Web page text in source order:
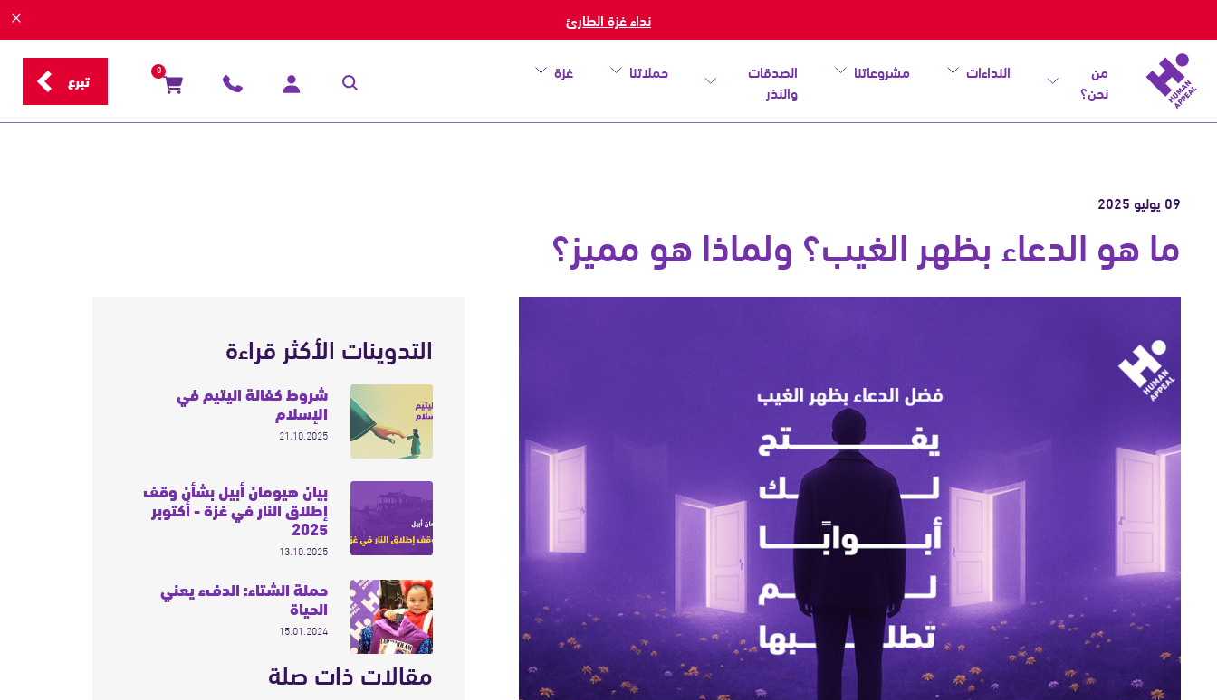
نداء غزة الطارئ
من
نحن؟
النداءات مشروعاتنا الصدقات
والنذر
حملاتنا غزة 0 تبرع
09 يوليو 2025
ما هو الدعاء بظهر الغيب؟ ولماذا هو مميز؟
التدوينات الأكثر قراءة
شروط كفالة اليتيم في
الإسلام
21.10.2025
بيان هيومان أبيل بشأن وقف
إطلاق النار في غزة - أكتوبر
2025
13.10.2025
حملة الشتاء: الدفء يعني
الحياة
15.01.2024
مقالات ذات صلة